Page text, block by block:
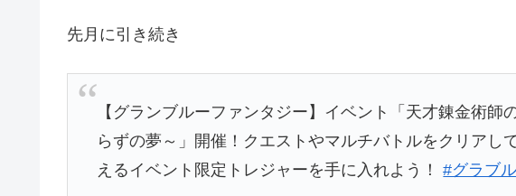
先月に引き続き
【グランブルーファンタジー】イベント「天才錬金術師
らずの夢～」開催！クエストやマルチバトルをクリアし
えるイベント限定トレジャーを手に入れよう！#グラブル